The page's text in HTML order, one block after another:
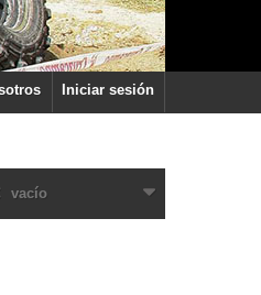
Iniciar sesión
vacío